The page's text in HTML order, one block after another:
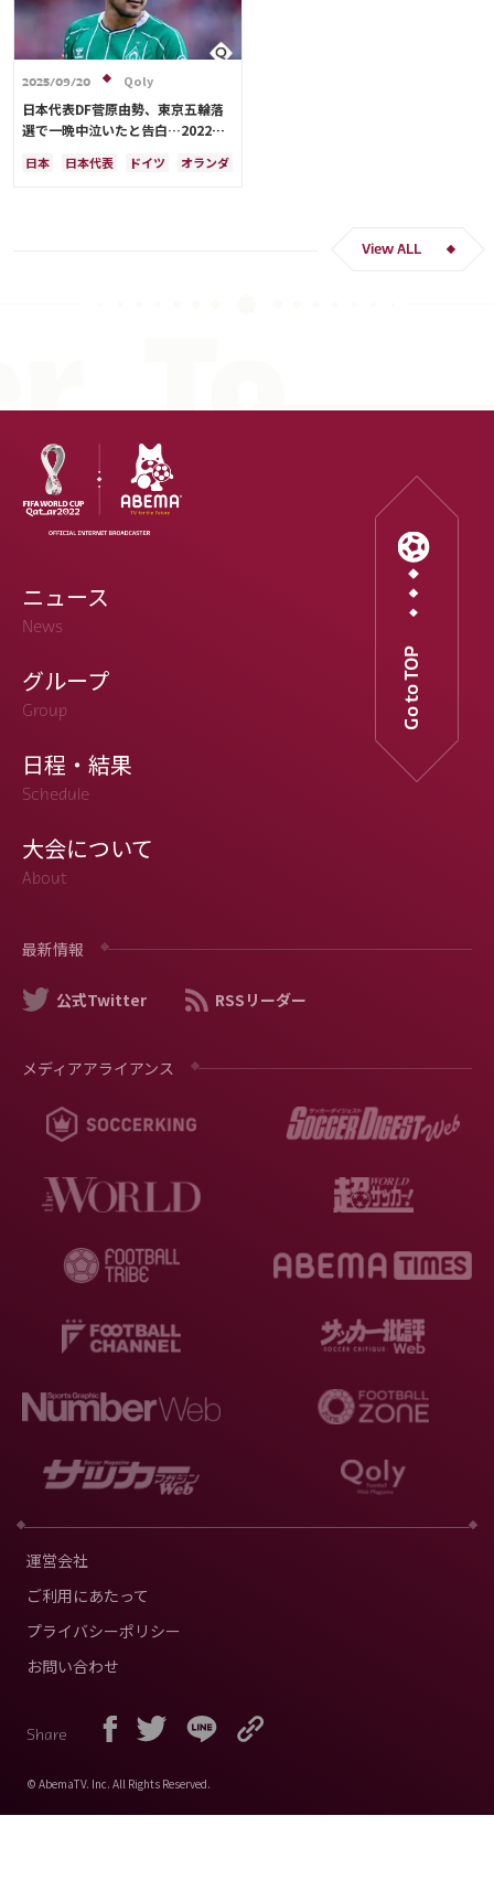
2025/09/20 Qoly
日本代表DF菅原由勢、東京五輪落
選で一晩中泣いたと告白…2022年
く「受け入れるのは難しかった」
日本 日本代表 ドイツ オランダ
View ALL
ニュース
News
グループ
Group
日程・結果
Schedule
大会について
About
最新情報
公式Twitter RSSリーダー
メディアアライアンス
Go to TOP
運営会社
ご利用にあたって
プライバシーポリシー
お問い合わせ
Share
© AbemaTV. Inc. All Rights Reserved.